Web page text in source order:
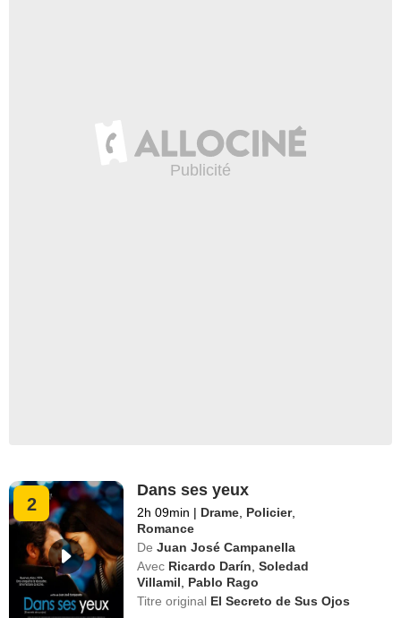
2
Dans ses yeux
2h 09min | Drame Policier,
Romance
De Juan José Campanella
Avec Ricardo Darín ,Soledad
Villamil
Pablo Rago
Titre original El Secreto de Sus Ojos